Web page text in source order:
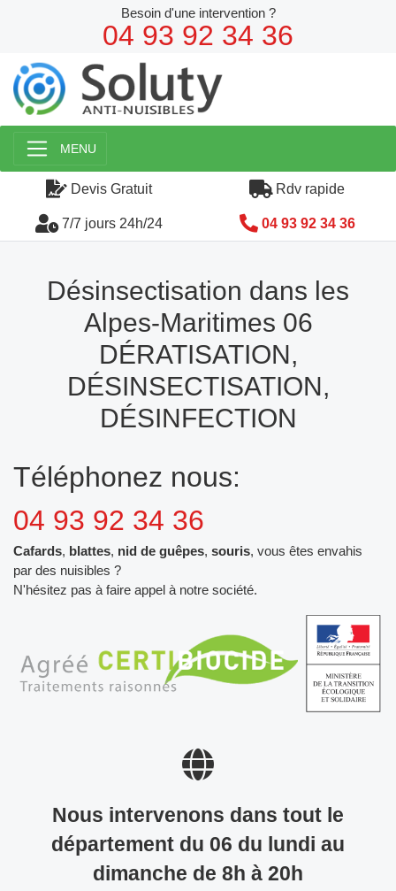
MENU
Devis Gratuit Rdv rapide
7/7 jours 24h/24 04 93 92 34 36
Désinsectisation dans les
Alpes-Maritimes 06
DÉRATISATION,
DÉSINSECTISATION,
DÉSINFECTION
Téléphonez nous:
04 93 92 34 36
Cafards, blattes, nid de guêpes, souris, vous êtes envahis
par des nuisibles ?
N'hésitez pas à faire appel à notre société.
Nous intervenons dans tout le
département du 06 du lundi au
dimanche de 8h à 20h
Besoin d'une intervention ?
04 93 92 34 36